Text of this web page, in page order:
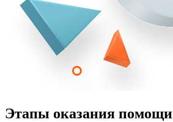
Этапы оказания помощи